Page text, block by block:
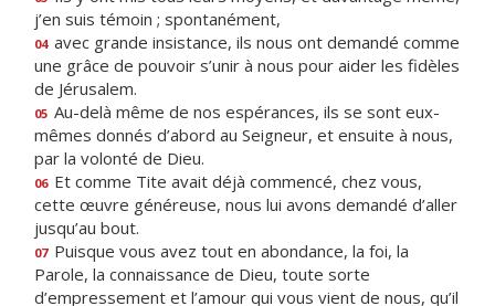
j’en suis témoin ; spontanément,
04 avec grande insistance, ils nous ont demandé comme
une grâce de pouvoir s’unir à nous pour aider les fidèles
de Jérusalem.
05 Au-delà même de nos espérances, ils se sont eux-
mêmes donnés d’abord au Seigneur, et ensuite à nous,
par la volonté de Dieu.
06 Et comme Tite avait déjà commencé, chez vous,
cette œuvre généreuse, nous lui avons demandé d’aller
jusqu’au bout.
07 Puisque vous avez tout en abondance, la foi, la
Parole, la connaissance de Dieu, toute sorte
d’empressement et l’amour qui vous vient de nous, qu’il